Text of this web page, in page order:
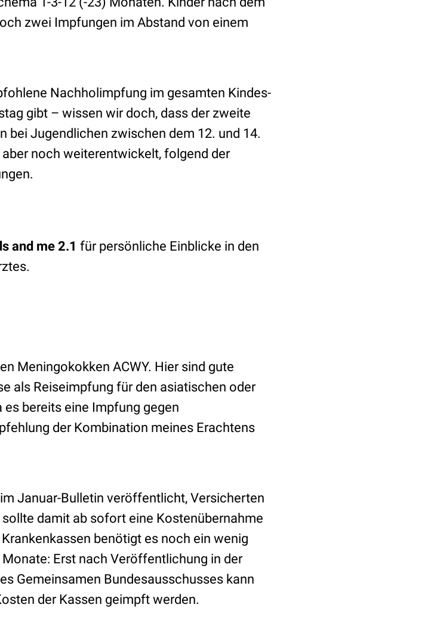
zwei Impfungen im Abstand von einem
Nachholimpfung im gesamten Kindes-
gibt – wissen wir doch, dass der zweite
bei Jugendlichen zwischen dem 12. und 14.
noch weiterentwickelt, folgend der
and me 2.1 für persönliche Einblicke in den
Meningokokken ACWY. Hier sind gute
als Reiseimpfung für den asiatischen oder
bereits eine Impfung gegen
der Kombination meines Erachtens
Januar-Bulletin veröffentlicht, Versicherten
damit ab sofort eine Kostenübernahme
benötigt es noch ein wenig
Erst nach Veröffentlichung in der
Gemeinsamen Bundesausschusses kann
der Kassen geimpft werden.